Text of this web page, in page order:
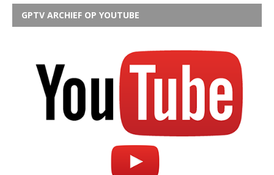
GPTV ARCHIEF OP YOUTUBE